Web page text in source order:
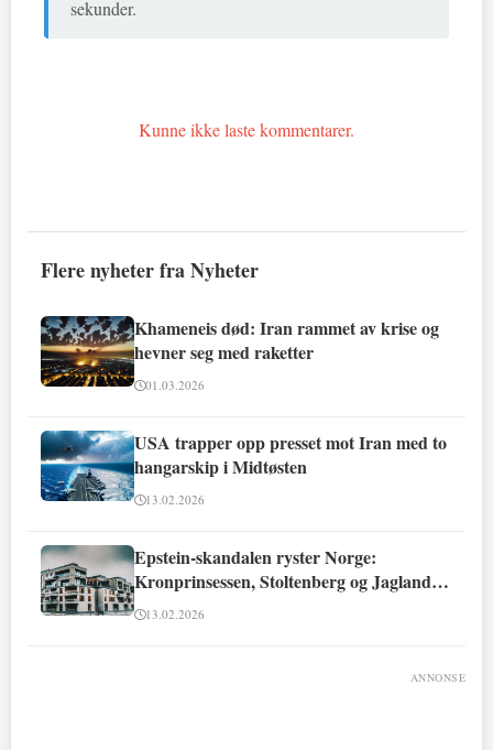
sekunder.
Kunne ikke laste kommentarer.
Flere nyheter fra Nyheter
Khameneis død: Iran rammet av krise og
hevner seg med raketter
01.03.2026
USA trapper opp presset mot Iran med to
hangarskip i Midtøsten
13.02.2026
Epstein-skandalen ryster Norge:
Kronprinsessen, Stoltenberg og Jagland
involvert
13.02.2026
ANNONSE